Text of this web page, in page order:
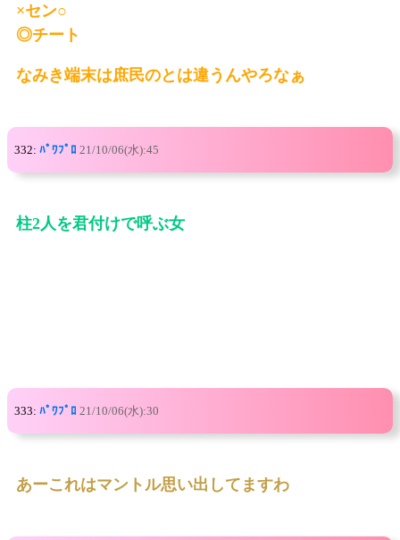
×セン○
◎チート
なみき端末は庶民のとは違うんやろなぁ
332: ﾊﾟﾜﾌﾟﾛ 21/10/06(水):45
柱2人を君付けで呼ぶ女
333: ﾊﾟﾜﾌﾟﾛ 21/10/06(水):30
あーこれはマントル思い出してますわ